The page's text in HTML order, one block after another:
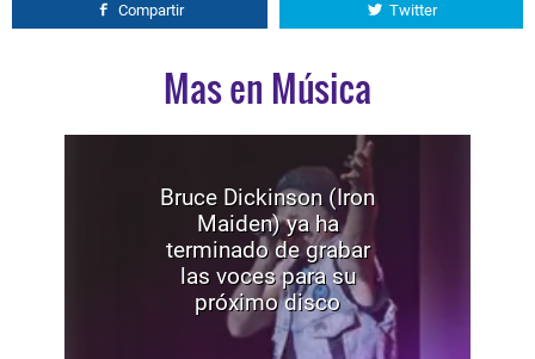
Compartir Twitter
Mas en Música
Bruce Dickinson (Iron
Maiden) ya ha
terminado de grabar
las voces para su
próximo disco